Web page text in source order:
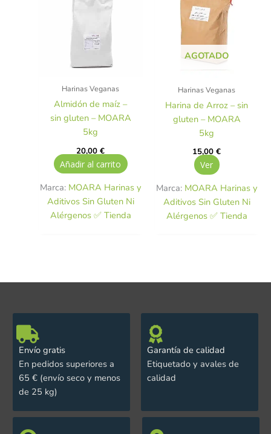
Harinas Veganas
Almidón de maíz –
sin gluten – MOARA
5kg
20,00€
Añadir al carrito
Marca: MOARA Harinas y
Aditivos Sin Gluten Ni
Alérgenos ✅ Tienda
AGOTADO
Harinas Veganas
Harina de Arroz – sin
gluten – MOARA
5kg
15,00€
Ver
Marca: MOARA Harinas y
Aditivos Sin Gluten Ni
Alérgenos ✅ Tienda
Envío gratis
En pedidos superiores a
65 € (envío seco y menos
de 25 kg)
Garantía de calidad
Etiquetado y avales de
calidad